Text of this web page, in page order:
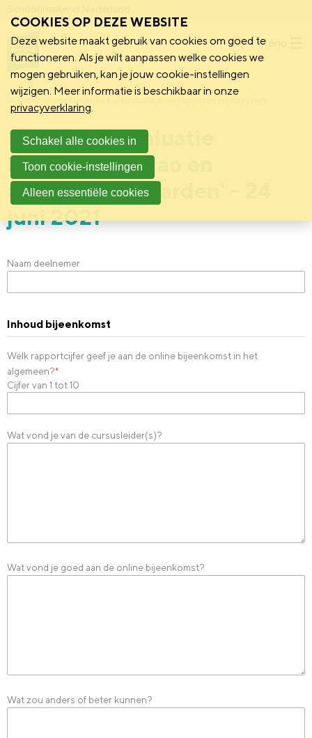
Menu
Schoonmakend Nederland
Evaluatie 'Evaluatie
kennissessie 'cao en
arbeidsvoorwaarden' - 24
juni 2021
Naam deelnemer
Inhoud bijeenkomst
Welk rapportcijfer geef je aan de online bijeenkomst in het
algemeen?*
Cijfer van 1 tot 10
Wat vond je van de cursusleider(s)?
Wat vond je goed aan de online bijeenkomst?
Wat zou anders of beter kunnen?
COOKIES OP DEZE WEBSITE
Deze website maakt gebruik van cookies om goed te
functioneren. Als je wilt aanpassen welke cookies we
mogen gebruiken, kan je jouw cookie-instellingen
wijzigen. Meer informatie is beschikbaar in onze
privacyverklaring.
Schakel alle cookies in
Toon cookie-instellingen
Alleen essentiële cookies